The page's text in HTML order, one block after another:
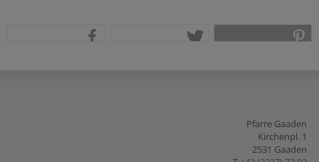
Pfarre Gaaden
Kirchenpl. 1
2531 Gaaden